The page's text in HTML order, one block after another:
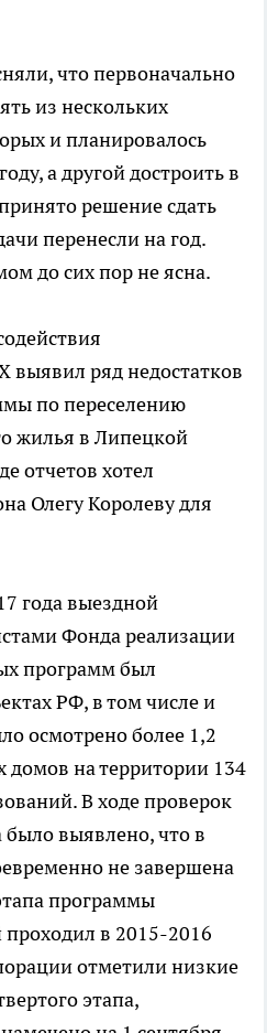
что первоначально
из нескольких
и планировалось
а другой достроить в
решение сдать
перенесли на год.
до сих пор не ясна.
ряд недостатков
по переселению
жилья в Липецкой
отчетов хотел
Олегу Королеву для
года выездной
Фонда реализации
программ был
РФ, в том числе и
осмотрено более 1,2
домов на территории 134
В ходе проверок
выявлено, что в
не завершена
программы
в 2015-2016
отметили низкие
этапа,